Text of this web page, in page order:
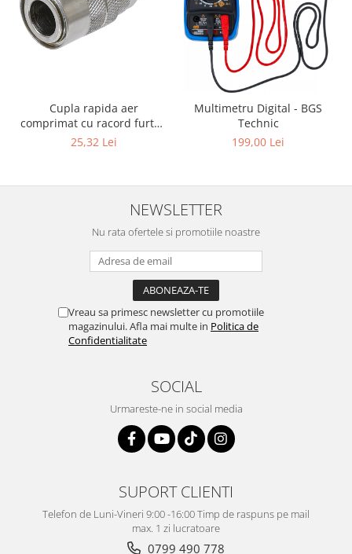
Cupla rapida aer
comprimat cu racord furtun
8 mm (5/16") | SUA / Franta
25,32 Lei
Multimetru Digital - BGS
Technic
199,00 Lei
NEWSLETTER
Nu rata ofertele si promotiile noastre
Vreau sa primesc newsletter cu promotiile
magazinului. Afla mai multe in Politica de
Confidentialitate
SOCIAL
Urmareste-ne in social media
SUPORT CLIENTI
Telefon de Luni-Vineri 9:00 -16:00 Timp de raspuns pe mail
max. 1 zi lucratoare
0799 490 778